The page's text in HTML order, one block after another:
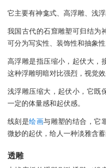
它主要有神龛式、高浮雕、浅
我国古代的石窟雕塑可归结为
可分为写实性、装饰性和抽象性
高浮雕是指压缩小，起伏大，
这种浮雕明暗对比强烈，视觉效
浅浮雕压缩大，起伏小，它既
一定的体量感和起伏感。
线刻是绘画与雕塑的结合，它
微妙的起伏，给人一种淡雅含蓄
透雕